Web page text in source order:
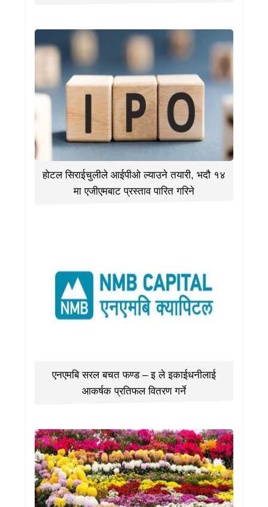
होटल सिराईचुलीले आईपीओ ल्याउने तयारी, भदौ १४
मा एजीएमबाट प्रस्ताव पारित गरिने
एनएमबि सरल बचत फण्ड – इ ले इकाईधनीलाई
आकर्षक प्रतिफल वितरण गर्ने